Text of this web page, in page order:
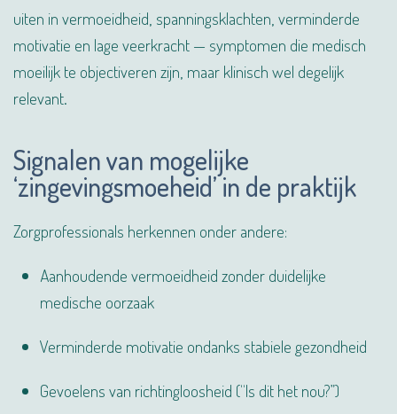
uiten in vermoeidheid, spanningsklachten, verminderde
motivatie en lage veerkracht — symptomen die medisch
moeilijk te objectiveren zijn, maar klinisch wel degelijk
relevant.
Signalen van mogelijke
‘zingevingsmoeheid’ in de praktijk
Zorgprofessionals herkennen onder andere:
Aanhoudende vermoeidheid zonder duidelijke
medische oorzaak
Verminderde motivatie ondanks stabiele gezondheid
Gevoelens van richtingloosheid (“Is dit het nou?”)